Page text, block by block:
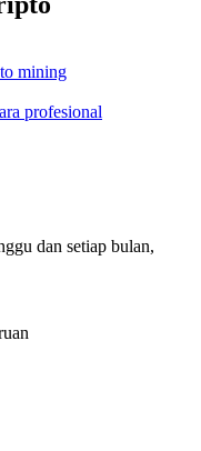
mining
profesional
dan setiap bulan,